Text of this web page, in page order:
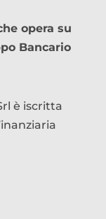
opera su
Bancario
è iscritta